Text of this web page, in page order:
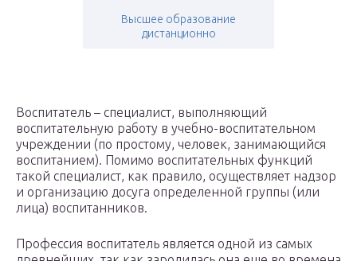
Высшее образование
дистанционно
Воспитатель – специалист, выполняющий
воспитательную работу в учебно-воспитательном
учреждении (по простому, человек, занимающийся
воспитанием). Помимо воспитательных функций
такой специалист, как правило, осуществляет надзор
и организацию досуга определенной группы (или
лица) воспитанников.
Профессия воспитатель является одной из самых